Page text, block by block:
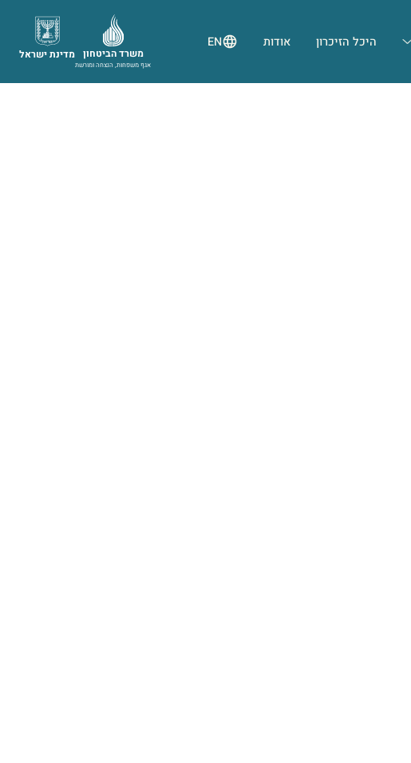
היכל הזיכרון אודות EN
מדינת ישראל משרד הביטחון
אגף משפחות, הנצחה ומורשת